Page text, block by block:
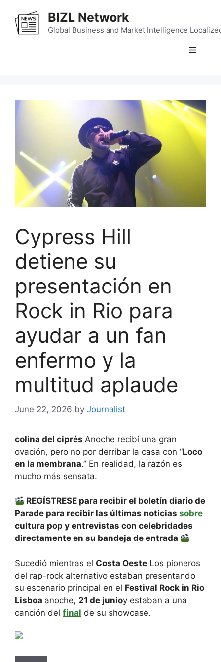
content
BIZL Network
Global Business and Market Intelligence
Menu
Cypress Hill
detiene su
presentación en
Rock in Rio para
ayudar a un fan
enfermo y la
multitud aplaude
June 22, 2026 by Journalist
colina del ciprés Anoche recibí una gran
ovación, pero no por derribar la casa con “Loco
en la membrana.” En realidad, la razón es
mucho más sensata.
REGÍSTRESE para recibir el boletín diario de
Parade para recibir las últimas noticias sobre
cultura pop y entrevistas con celebridades
directamente en su bandeja de entrada
Sucedió mientras el Costa Oeste Los pioneros
del rap-rock alternativo estaban presentando
su escenario principal en el Festival Rock in Rio
Lisboa anoche, 21 de junioy estaban a una
canción del final de su showcase.